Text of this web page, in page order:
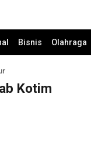
Bisnis Olahraga
Kotim